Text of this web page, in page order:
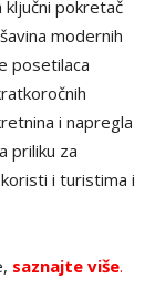
ključni pokretač
modernih
posetilaca
i napregla
priliku za
i turistima i
saznajte više.